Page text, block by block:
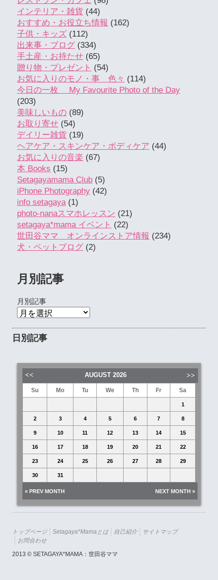
インテリア・雑貨 (44)
おすすめ・お役立ち情報 (162)
子供・キッズ (112)
出来事・ブログ (334)
手土産・お持たせ (65)
贈り物・プレゼント (54)
お気に入りのモノ・事 色々 (114)
今日の一枚 My Favourite Photo of the Day
(203)
美味しいもの (89)
お取り寄せ (54)
デイリー雑貨 (19)
ヘアケア・スキンケア・ボディケア (44)
お気に入りの音楽 (67)
本 Books (15)
Setagayamama Club (5)
iPhone Photography (42)
info setagaya(1)
photo-nanaスマホレッスン (21)
setagaya*mama イベント (22)
世田谷ママ オンラインストア情報 (234)
犬・ペットブログ (2)
月別記事
月別記事
日別記事
AUGUST 2026
Su Mo Tu We Th Fr Sa
1
2 3 4 5 6 7 8
9 10 11 12 13 14 15
16 17 18 19 20 21 22
23 24 25 26 27 28 29
30 31
« PREV MONTH NEXT MONTH »
トップページ Setagaya*mamaとは 自己紹介
サイトマップ
お問合わせ
2013 © SETAGAYA*MAMA：世田谷ママ